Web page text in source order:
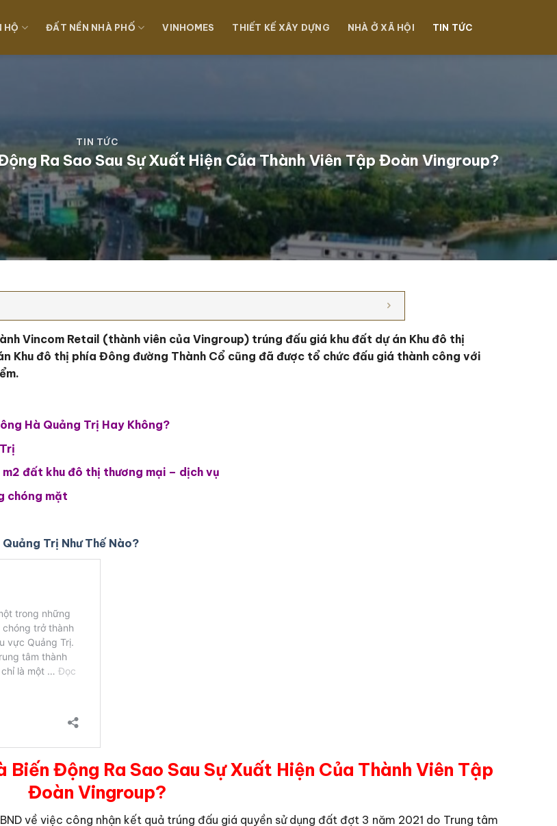
HỘ ĐẤT NỀN NHÀ PHỐ VINHOMES THIẾT KẾ XÂY DỰNG NHÀ Ở XÃ HỘI TIN TỨC
TIN TỨC
Ra Sao Sau Sự Xuất Hiện Của Thành Viên Tập Đoàn Vingroup?
Vincom Retail (thành viên của Vingroup) trúng đấu giá khu đất dự án Khu đô thị
Khu đô thị phía Đông đường Thành Cổ cũng đã được tổ chức đấu giá thành công với
Hà Quảng Trị Hay Không?
đất khu đô thị thương mại – dịch vụ
chóng mặt
Trị Như Thế Nào?
Động Ra Sao Sau Sự Xuất Hiện Của Thành Viên Tập
Đoàn Vingroup?
về việc công nhận kết quả trúng đấu giá quyền sử dụng đất đợt 3 năm 2021 do Trung tâm